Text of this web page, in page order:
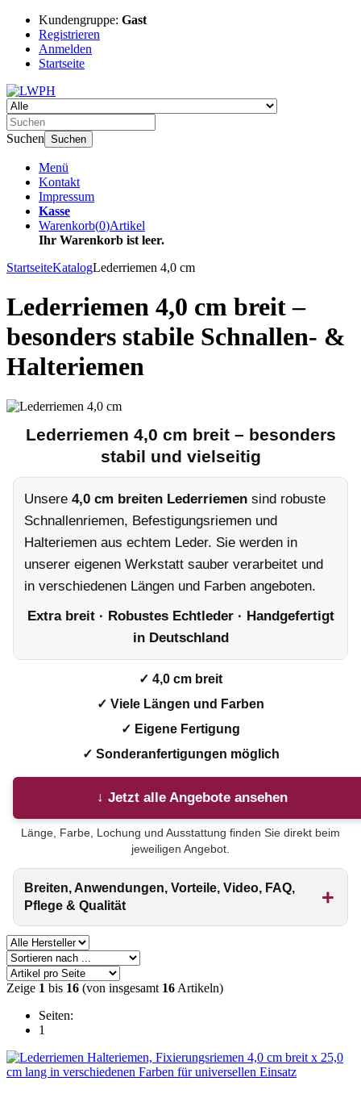
Kundengruppe: Gast
Registrieren
Anmelden
Startseite
Suchen Suchen
Menü
Kontakt
Impressum
Kasse
Warenkorb(0)Artikel
Ihr Warenkorb ist leer.
StartseiteKatalogLederriemen 4,0 cm
Lederriemen 4,0 cm breit –
besonders stabile Schnallen- &
Halteriemen
Lederriemen 4,0 cm breit – besonders
stabil und vielseitig
Unsere 4,0 cm breiten Lederriemen sind robuste
Schnallenriemen, Befestigungsriemen und
Halteriemen aus echtem Leder. Sie werden in
unserer eigenen Werkstatt sauber verarbeitet und
in verschiedenen Längen und Farben angeboten.
Extra breit · Robustes Echtleder · Handgefertigt
in Deutschland
✓ 4,0 cm breit
✓ Viele Längen und Farben
✓ Eigene Fertigung
✓ Sonderanfertigungen möglich
↓ Jetzt alle Angebote ansehen
Länge, Farbe, Lochung und Ausstattung finden Sie direkt beim
jeweiligen Angebot.
Breiten, Anwendungen, Vorteile, Video, FAQ,
Pflege & Qualität
Zeige 1 bis 16 (von insgesamt 16 Artikeln)
Seiten:
1